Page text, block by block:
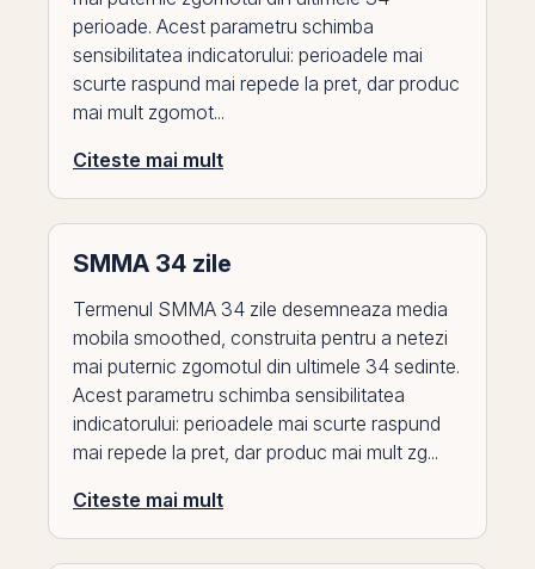
perioade. Acest parametru schimba
sensibilitatea indicatorului: perioadele mai
scurte raspund mai repede la pret, dar produc
mai mult zgomot...
Citeste mai mult
SMMA 34 zile
Termenul SMMA 34 zile desemneaza media
mobila smoothed, construita pentru a netezi
mai puternic zgomotul din ultimele 34 sedinte.
Acest parametru schimba sensibilitatea
indicatorului: perioadele mai scurte raspund
mai repede la pret, dar produc mai mult zg...
Citeste mai mult